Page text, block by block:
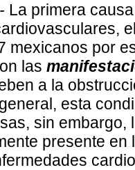
La primera
mexicanos por
las
a la
esta
sin embargo,
presente en